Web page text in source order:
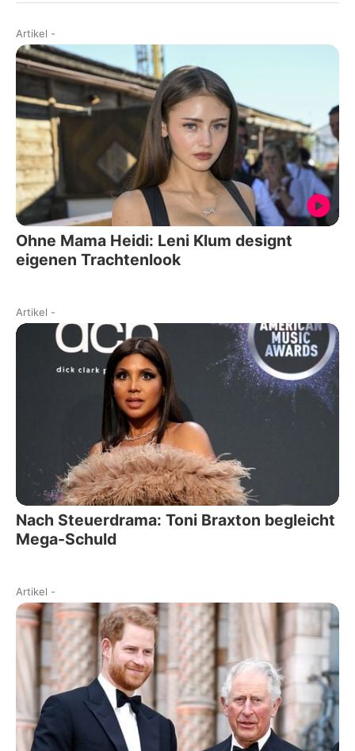
Artikel -
Ohne Mama Heidi: Leni Klum designt
eigenen Trachtenlook
Artikel -
Nach Steuerdrama: Toni Braxton begleicht
Mega-Schuld
Artikel -